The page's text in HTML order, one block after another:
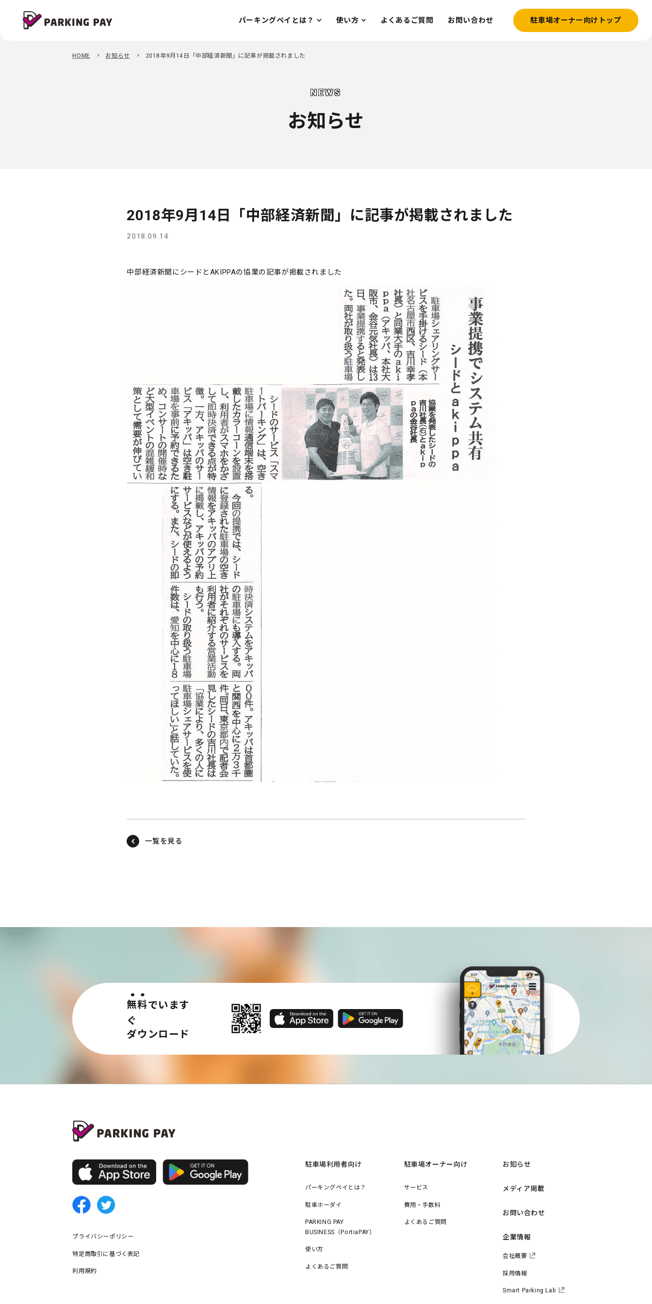
パーキングペイとは？ 使い方 よくあるご質問 お問い合わせ 駐車場オーナー向けトップ
HOME お知らせ 2018年9月14日「中部経済新聞」に記事が掲載されました
NEWS
お知らせ
2018年9月14日「中部経済新聞」に記事が掲載されました
2018.09.14
中部経済新聞にシードとAKIPPAの協業の記事が掲載されました
一覧を見る
無料でいます
ぐ
ダウンロード
プライバシーポリシー
特定商取引に基づく表記
利用規約
駐車場利用者向け
パーキングペイとは？
駐車ホーダイ
PARKING PAY
BUSINESS（PortiaPAY）
使い方
よくあるご質問
駐車場オーナー向け
サービス
費用・手数料
よくあるご質問
お知らせ
メディア掲載
お問い合わせ
企業情報
会社概要
採用情報
Smart Parking Lab